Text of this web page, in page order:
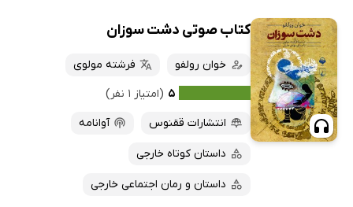
کتاب صوتی دشت سوزان
خوان رولفو
فرشته مولوی
۵ (امتیاز ۱ نفر)
انتشارات ققنوس
آوانامه
داستان کوتاه خارجی
داستان و رمان اجتماعی خارجی